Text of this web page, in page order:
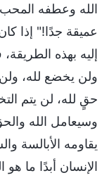
الله وعطفه المحب
عميقة جدًا!" إذا
إليه بهذه
ولن يخضع لله،
حقٍ لله، لن يتم
وسيعامل الله
يقاومه الأبالسة
الإنسان أبدًا ما